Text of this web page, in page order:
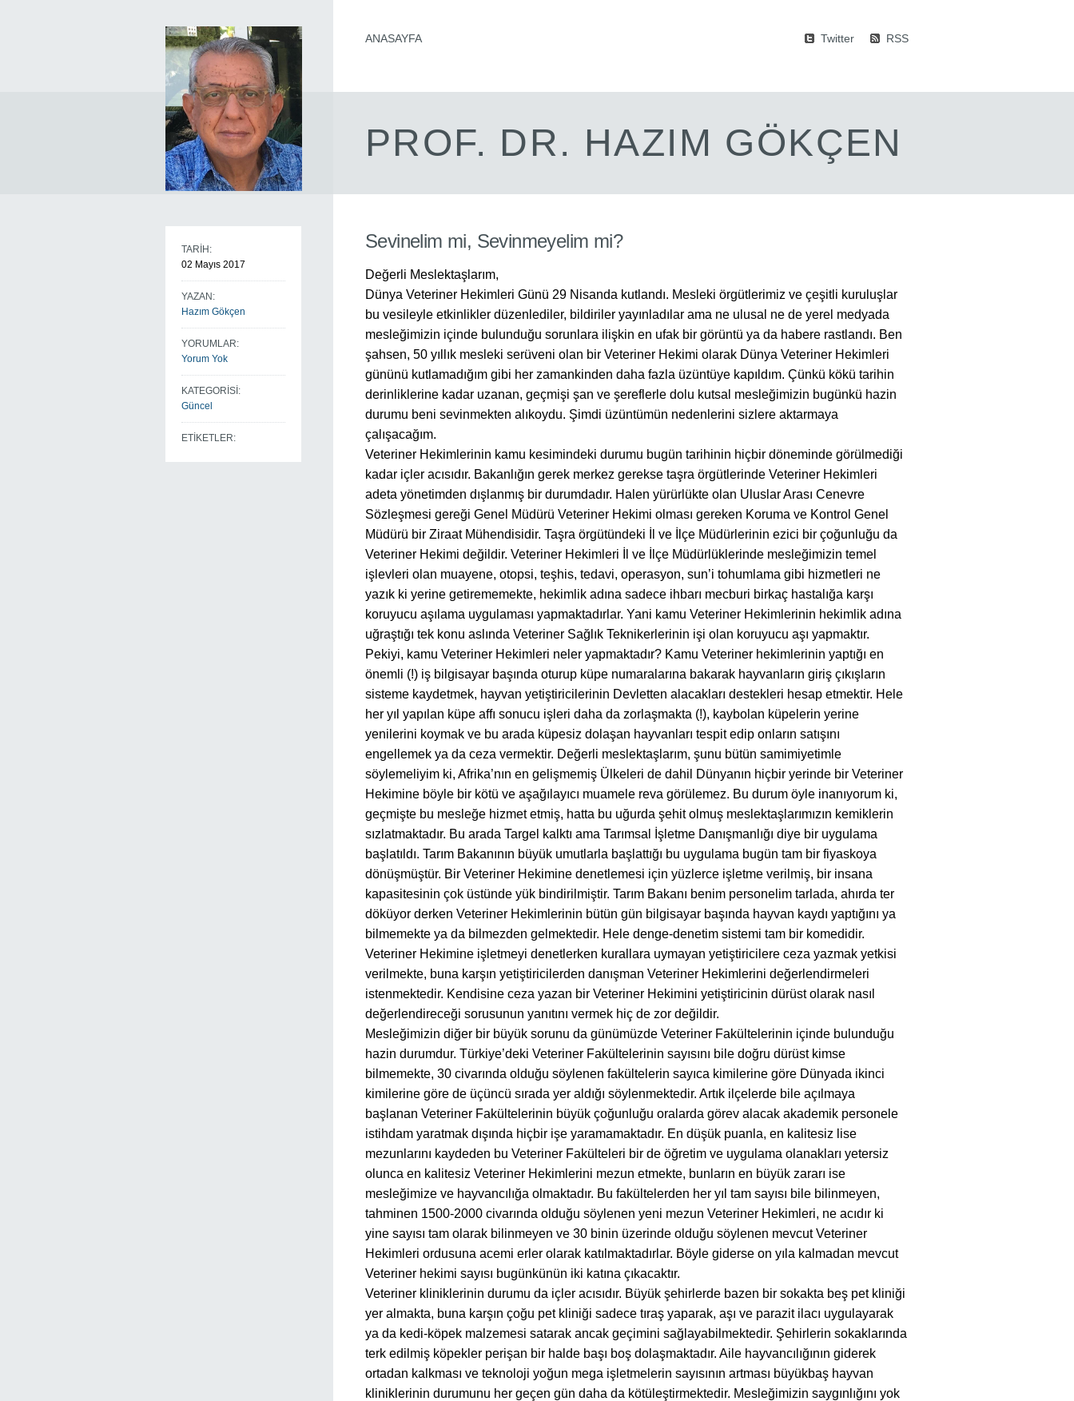
ANASAYFA Twitter RSS
PROF. DR. HAZIM GÖKÇEN
TARİH:
02 Mayıs 2017
YAZAN:
Hazım Gökçen
YORUMLAR:
Yorum Yok
KATEGORİSİ:
Güncel
ETİKETLER:
Sevinelim mi, Sevinmeyelim mi?
Değerli Meslektaşlarım,
Dünya Veteriner Hekimleri Günü 29 Nisanda kutlandı. Mesleki örgütlerimiz ve çeşitli kuruluşlar
bu vesileyle etkinlikler düzenlediler, bildiriler yayınladılar ama ne ulusal ne de yerel medyada
mesleğimizin içinde bulunduğu sorunlara ilişkin en ufak bir görüntü ya da habere rastlandı. Ben
şahsen, 50 yıllık mesleki serüveni olan bir Veteriner Hekimi olarak Dünya Veteriner Hekimleri
gününü kutlamadığım gibi her zamankinden daha fazla üzüntüye kapıldım. Çünkü kökü tarihin
derinliklerine kadar uzanan, geçmişi şan ve şereflerle dolu kutsal mesleğimizin bugünkü hazin
durumu beni sevinmekten alıkoydu. Şimdi üzüntümün nedenlerini sizlere aktarmaya
çalışacağım.
Veteriner Hekimlerinin kamu kesimindeki durumu bugün tarihinin hiçbir döneminde görülmediği
kadar içler acısıdır. Bakanlığın gerek merkez gerekse taşra örgütlerinde Veteriner Hekimleri
adeta yönetimden dışlanmış bir durumdadır. Halen yürürlükte olan Uluslar Arası Cenevre
Sözleşmesi gereği Genel Müdürü Veteriner Hekimi olması gereken Koruma ve Kontrol Genel
Müdürü bir Ziraat Mühendisidir. Taşra örgütündeki İl ve İlçe Müdürlerinin ezici bir çoğunluğu da
Veteriner Hekimi değildir. Veteriner Hekimleri İl ve İlçe Müdürlüklerinde mesleğimizin temel
işlevleri olan muayene, otopsi, teşhis, tedavi, operasyon, sun’i tohumlama gibi hizmetleri ne
yazık ki yerine getirememekte, hekimlik adına sadece ihbarı mecburi birkaç hastalığa karşı
koruyucu aşılama uygulaması yapmaktadırlar. Yani kamu Veteriner Hekimlerinin hekimlik adına
uğraştığı tek konu aslında Veteriner Sağlık Teknikerlerinin işi olan koruyucu aşı yapmaktır.
Pekiyi, kamu Veteriner Hekimleri neler yapmaktadır? Kamu Veteriner hekimlerinin yaptığı en
önemli (!) iş bilgisayar başında oturup küpe numaralarına bakarak hayvanların giriş çıkışların
sisteme kaydetmek, hayvan yetiştiricilerinin Devletten alacakları destekleri hesap etmektir. Hele
her yıl yapılan küpe affı sonucu işleri daha da zorlaşmakta (!), kaybolan küpelerin yerine
yenilerini koymak ve bu arada küpesiz dolaşan hayvanları tespit edip onların satışını
engellemek ya da ceza vermektir. Değerli meslektaşlarım, şunu bütün samimiyetimle
söylemeliyim ki, Afrika’nın en gelişmemiş Ülkeleri de dahil Dünyanın hiçbir yerinde bir Veteriner
Hekimine böyle bir kötü ve aşağılayıcı muamele reva görülemez. Bu durum öyle inanıyorum ki,
geçmişte bu mesleğe hizmet etmiş, hatta bu uğurda şehit olmuş meslektaşlarımızın kemiklerin
sızlatmaktadır. Bu arada Targel kalktı ama Tarımsal İşletme Danışmanlığı diye bir uygulama
başlatıldı. Tarım Bakanının büyük umutlarla başlattığı bu uygulama bugün tam bir fiyaskoya
dönüşmüştür. Bir Veteriner Hekimine denetlemesi için yüzlerce işletme verilmiş, bir insana
kapasitesinin çok üstünde yük bindirilmiştir. Tarım Bakanı benim personelim tarlada, ahırda ter
döküyor derken Veteriner Hekimlerinin bütün gün bilgisayar başında hayvan kaydı yaptığını ya
bilmemekte ya da bilmezden gelmektedir. Hele denge-denetim sistemi tam bir komedidir.
Veteriner Hekimine işletmeyi denetlerken kurallara uymayan yetiştiricilere ceza yazmak yetkisi
verilmekte, buna karşın yetiştiricilerden danışman Veteriner Hekimlerini değerlendirmeleri
istenmektedir. Kendisine ceza yazan bir Veteriner Hekimini yetiştiricinin dürüst olarak nasıl
değerlendireceği sorusunun yanıtını vermek hiç de zor değildir.
Mesleğimizin diğer bir büyük sorunu da günümüzde Veteriner Fakültelerinin içinde bulunduğu
hazin durumdur. Türkiye’deki Veteriner Fakültelerinin sayısını bile doğru dürüst kimse
bilmemekte, 30 civarında olduğu söylenen fakültelerin sayıca kimilerine göre Dünyada ikinci
kimilerine göre de üçüncü sırada yer aldığı söylenmektedir. Artık ilçelerde bile açılmaya
başlanan Veteriner Fakültelerinin büyük çoğunluğu oralarda görev alacak akademik personele
istihdam yaratmak dışında hiçbir işe yaramamaktadır. En düşük puanla, en kalitesiz lise
mezunlarını kaydeden bu Veteriner Fakülteleri bir de öğretim ve uygulama olanakları yetersiz
olunca en kalitesiz Veteriner Hekimlerini mezun etmekte, bunların en büyük zararı ise
mesleğimize ve hayvancılığa olmaktadır. Bu fakültelerden her yıl tam sayısı bile bilinmeyen,
tahminen 1500-2000 civarında olduğu söylenen yeni mezun Veteriner Hekimleri, ne acıdır ki
yine sayısı tam olarak bilinmeyen ve 30 binin üzerinde olduğu söylenen mevcut Veteriner
Hekimleri ordusuna acemi erler olarak katılmaktadırlar. Böyle giderse on yıla kalmadan mevcut
Veteriner hekimi sayısı bugünkünün iki katına çıkacaktır.
Veteriner kliniklerinin durumu da içler acısıdır. Büyük şehirlerde bazen bir sokakta beş pet kliniği
yer almakta, buna karşın çoğu pet kliniği sadece tıraş yaparak, aşı ve parazit ilacı uygulayarak
ya da kedi-köpek malzemesi satarak ancak geçimini sağlayabilmektedir. Şehirlerin sokaklarında
terk edilmiş köpekler perişan bir halde başı boş dolaşmaktadır. Aile hayvancılığının giderek
ortadan kalkması ve teknoloji yoğun mega işletmelerin sayısının artması büyükbaş hayvan
kliniklerinin durumunu her geçen gün daha da kötüleştirmektedir. Mesleğimizin saygınlığını yok